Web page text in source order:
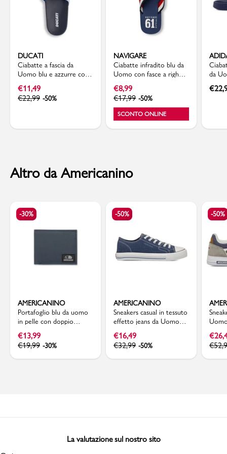
DUCATI
Ciabatte a fascia da
Uomo blu e azzurre con
logo in rilievo Ducati
€11,49
€22,99 -50%
NAVIGARE
Ciabatte infradito blu da
Uomo con fasce a righe
colorate Navigare
€8,99
€17,99 -50%
SCONTO ONLINE
da
Aqua
€
Altro da Americanino
-30%
AMERICANINO
Portafoglio blu da uomo
in pelle con doppio
€13,99
€19,99 -30%
-50%
AMERICANINO
Sneakers casual in tessuto
effetto jeans da Uomo
Americanino
€16,49
€32,99 -50%
-50%
blu
€
€
La valutazione sul nostro sito